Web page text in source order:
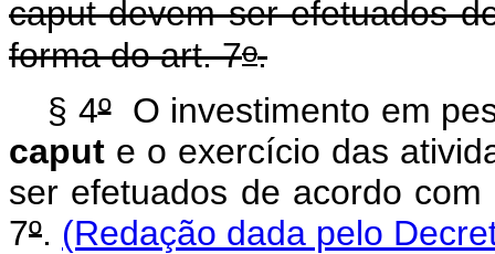
caput devem ser efetuados
forma do art. 7o.
§ 4ºO investimento em
caput e o exercício das
ser efetuados de acordo
7º. (Redação dada pelo